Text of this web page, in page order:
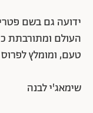
ידועה גם בשם
העולם ומתורבתת
טעם, ומומלץ
שימאג'י לבנה